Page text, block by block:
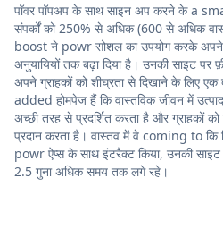
पॉवर पॉपअप के साथ साइन अप करने के a
संपर्कों को 250% से अधिक (600 से अधिक
boost ने powr सोशल का उपयोग करके अपने
अनुयायियों तक बढ़ा दिया है। उनकी साइट
अपने ग्राहकों को शीघ्रता से दिखाने के लिए
added होमपेज हैं कि वास्तविक जीवन में
अच्छी तरह से प्रदर्शित करता है और ग्राहकों
प्रदान करता है। वास्तव में वे coming to कि
powr ऐप्स के साथ इंटरैक्ट किया, उनकी साइट
2.5 गुना अधिक समय तक लगे रहे।